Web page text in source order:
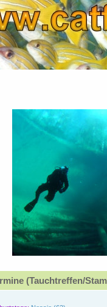
(Tauchtreffen/